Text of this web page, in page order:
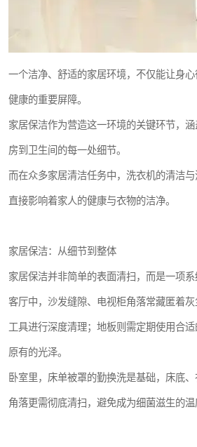
一个洁净、舒适的家居环境，不仅能让身
健康的重要屏障。
家居保洁作为营造这一环境的关键环节，
房到卫生间的每一处细节。
而在众多家居清洁任务中，洗衣机的清洁
直接影响着家人的健康与衣物的洁净。
家居保洁：从细节到整体
家居保洁并非简单的表面清扫，而是一项系
客厅中，沙发缝隙、电视柜角落常藏匿着
工具进行深度清理；地板则需定期使用合
原有的光泽。
卧室里，床单被罩的勤换洗是基础，床底
角落更需彻底清扫，避免成为细菌滋生的温